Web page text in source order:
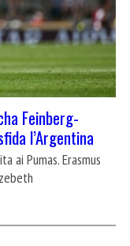
Feinberg-
l’Argentina
ai Pumas. Erasmus